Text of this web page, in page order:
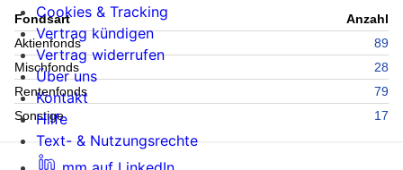
Fondsart
Anzahl
Aktienfonds
89
Mischfonds
28
Rentenfonds
79
Sonstige
17
Cookies & Tracking
Vertrag kündigen
Vertrag widerrufen
Über uns
Kontakt
Hilfe
Text- & Nutzungsrechte